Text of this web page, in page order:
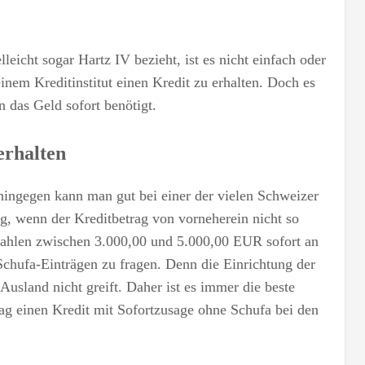
sogar Hartz IV bezieht, ist es nicht einfach oder
Kreditinstitut einen Kredit zu erhalten. Doch es
das Geld sofort benötigt.
kann man gut bei einer der vielen Schweizer
wenn der Kreditbetrag von vorneherein nicht so
zwischen 3.000,00 und 5.000,00 EUR sofort an
Einträgen zu fragen. Denn die Einrichtung der
nicht greift. Daher ist es immer die beste
einen Kredit mit Sofortzusage ohne Schufa bei den